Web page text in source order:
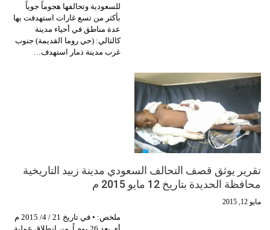
للسعودية وتحالفها هجوماً جوياً
بأكثر من تسع غارات استهدفت بها
عدة مناطق في أحياء مدينة
كالتالي: (حي روما القديمة) جنوب
غرب مدينة ذمار استهدف…
تقرير يوثق قصف التحالف السعودي مدينة زبيد التاريخية
محافظة الحديدة بتاريخ 12 مايو 2015 م
مايو 12, 2015
ملخص: • في تاريخ 21 / 4/ 2015 م